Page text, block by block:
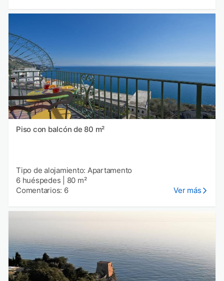
Piso con balcón de 80 m²
Tipo de alojamiento: Apartamento
6 huéspedes
80 m²
Comentarios: 6
Ver más